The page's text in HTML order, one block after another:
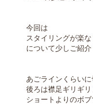
今回は
スタイリングが楽
について少しご紹
あごラインくらい
後ろは襟足ギリギ
ショートよりのボ